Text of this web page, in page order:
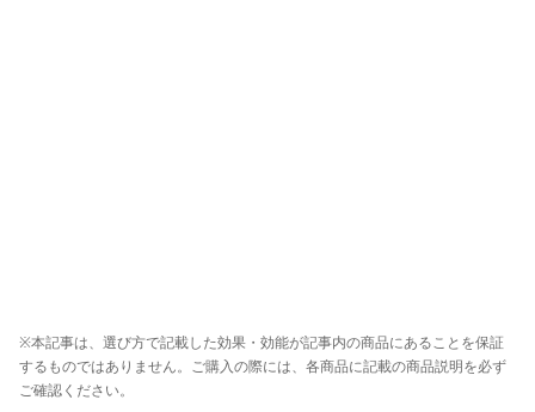
※本記事は、選び方で記載した効果・効能が記事内の商品にあることを保証
するものではありません。ご購入の際には、各商品に記載の商品説明を必ず
ご確認ください。